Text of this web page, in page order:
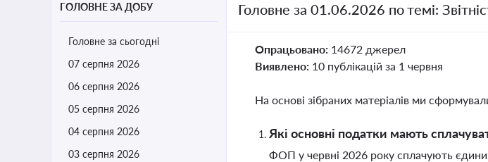
ГОЛОВНЕ ЗА ДОБУ
Головне за сьогодні
07 серпня 2026
06 серпня 2026
05 серпня 2026
04 серпня 2026
03 серпня 2026
Головне за 01.06.2026 по темі:
Опрацьовано: 14672 джерел
Виявлено: 10 публікацій за 1 червня
На основі зібраних матеріалів ми
Які основні податки мають
ФОП у червні 2026 року сплачують